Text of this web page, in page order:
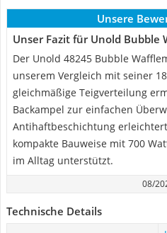
Unsere
Unser Fazit für Unold Bubble
Der Unold 48245 Bubble
unserem Vergleich mit seiner
gleichmäßige Teigverteilung
Backampel zur einfachen
Antihaftbeschichtung
kompakte Bauweise mit 700
im Alltag unterstützt.
08/
Technische Details